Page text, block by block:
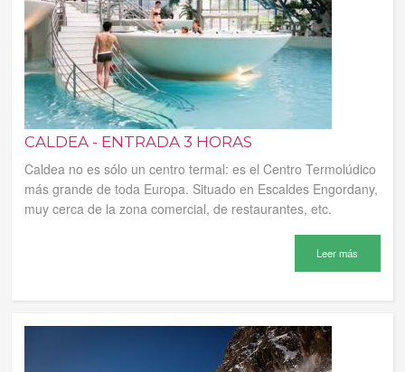
CALDEA - ENTRADA 3 HORAS
Caldea no es sólo un centro termal: es el Centro Termolúdico
más grande de toda Europa. Situado en Escaldes Engordany,
muy cerca de la zona comercial, de restaurantes, etc.
Leer más